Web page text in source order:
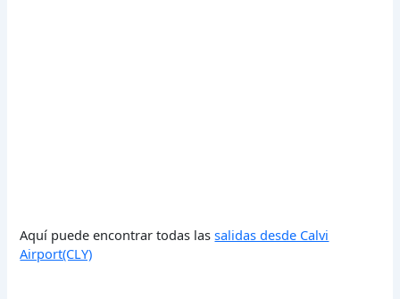
Aquí puede encontrar todas lassalidas desde Calvi
Airport(CLY)